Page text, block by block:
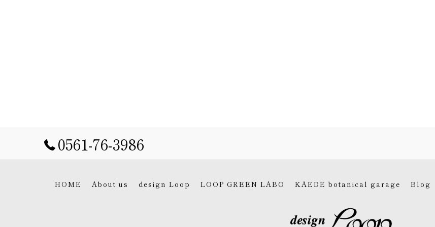
0561-76-3986
HOME About us design Loop LOOP GREEN LABO KAEDE botanical garage Blog